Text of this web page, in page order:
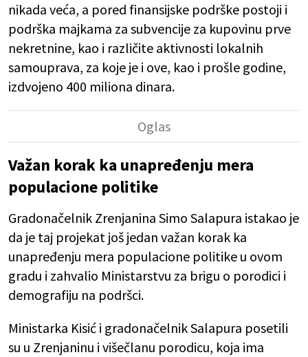
nikada veća, a pored finansijske podrške postoji i
podrška majkama za subvencije za kupovinu prve
nekretnine, kao i različite aktivnosti lokalnih
samouprava, za koje je i ove, kao i prošle godine,
izdvojeno 400 miliona dinara.
Važan korak ka unapređenju mera
populacione politike
Gradonačelnik Zrenjanina Simo Salapura istakao je
da je taj projekat još jedan važan korak ka
unapređenju mera populacione politike u ovom
gradu i zahvalio Ministarstvu za brigu o porodici i
demografiju na podršci.
Ministarka Kisić i gradonačelnik Salapura posetili
su u Zrenjaninu i višečlanu porodicu, koja ima